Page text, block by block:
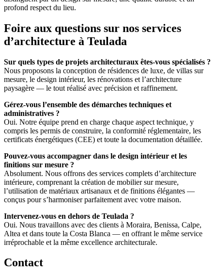
profond respect du lieu.
Foire aux questions sur nos services
d’architecture à Teulada
Sur quels types de projets architecturaux êtes-vous spécialisés ?
Nous proposons la conception de résidences de luxe, de villas sur
mesure, le design intérieur, les rénovations et l’architecture
paysagère — le tout réalisé avec précision et raffinement.
Gérez-vous l’ensemble des démarches techniques et
administratives ?
Oui. Notre équipe prend en charge chaque aspect technique, y
compris les permis de construire, la conformité réglementaire, les
certificats énergétiques (CEE) et toute la documentation détaillée.
Pouvez-vous accompagner dans le design intérieur et les
finitions sur mesure ?
Absolument. Nous offrons des services complets d’architecture
intérieure, comprenant la création de mobilier sur mesure,
l’utilisation de matériaux artisanaux et de finitions élégantes —
conçus pour s’harmoniser parfaitement avec votre maison.
Intervenez-vous en dehors de Teulada ?
Oui. Nous travaillons avec des clients à Moraira, Benissa, Calpe,
Altea et dans toute la Costa Blanca — en offrant le même service
irréprochable et la même excellence architecturale.
Contact